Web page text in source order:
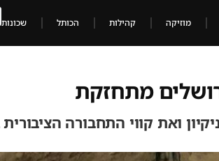
מוזיקה קהילות הכותל שכונות
מתחזקת
ואת קווי התחבורה